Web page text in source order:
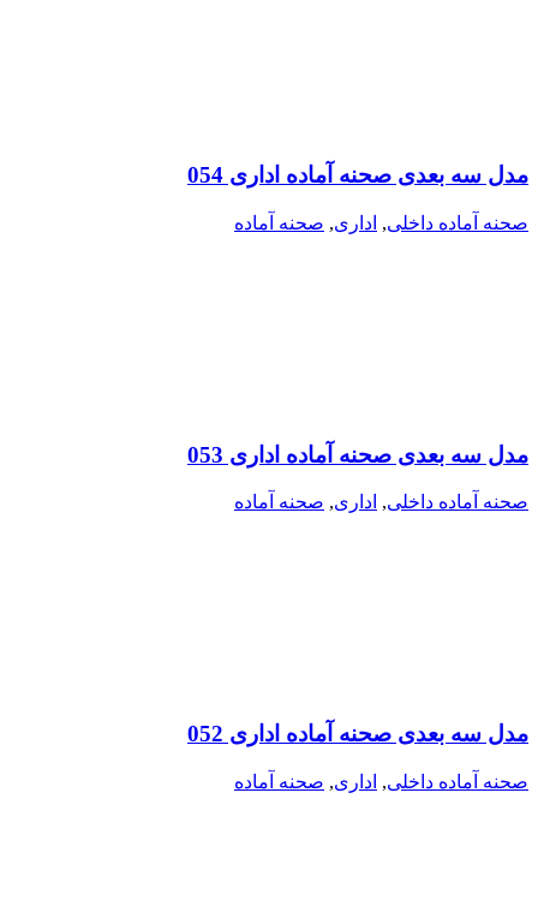
مدل سه بعدی صحنه آماده اداری 054
صحنه آماده داخلی, اداری, صحنه آماده
مدل سه بعدی صحنه آماده اداری 053
صحنه آماده داخلی, اداری, صحنه آماده
مدل سه بعدی صحنه آماده اداری 052
صحنه آماده داخلی, اداری, صحنه آماده